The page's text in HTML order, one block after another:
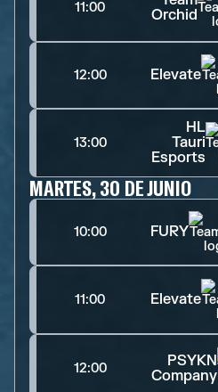
11:00
Orchid
12:00 Elevate
13:00
HL
Tauri
Esports
MARTES, 30 DE JUNIO
10:00 FURY
11:00 Elevate
12:00
PSYKN
Company